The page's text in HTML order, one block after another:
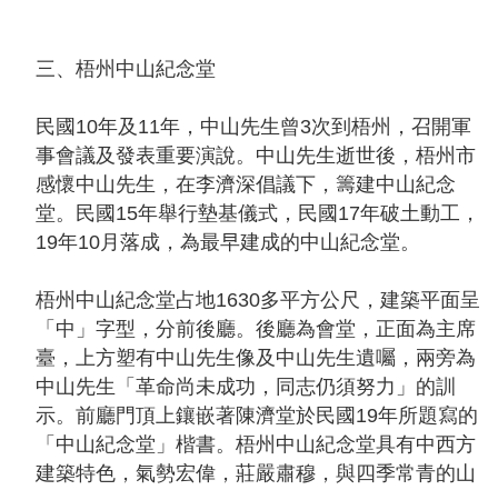
三、梧州中山紀念堂
民國10年及11年，中山先生曾3次到梧州，召開軍
事會議及發表重要演說。中山先生逝世後，梧州市
感懷中山先生，在李濟深倡議下，籌建中山紀念
堂。民國15年舉行墊基儀式，民國17年破土動工，
19年10月落成，為最早建成的中山紀念堂。
梧州中山紀念堂占地1630多平方公尺，建築平面呈
「中」字型，分前後廳。後廳為會堂，正面為主席
臺，上方塑有中山先生像及中山先生遺囑，兩旁為
中山先生「革命尚未成功，同志仍須努力」的訓
示。前廳門頂上鑲嵌著陳濟堂於民國19年所題寫的
「中山紀念堂」楷書。梧州中山紀念堂具有中西方
建築特色，氣勢宏偉，莊嚴肅穆，與四季常青的山